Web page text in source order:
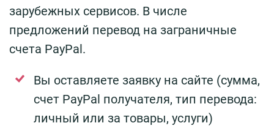
зарубежных сервисов. В числе
предложений перевод на заграничные
счета PayPal.
Вы оставляете заявку на сайте (сумма,
счет PayPal получателя, тип перевода:
личный или за товары, услуги)